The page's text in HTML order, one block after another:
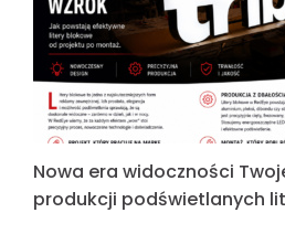
Nowa era widoczności
produkcji podświetlanych